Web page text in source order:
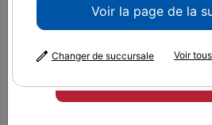
Voir la page de la
Changer de succursale Voir